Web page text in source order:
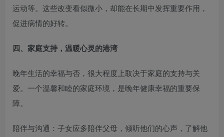
运动等。这些改变看似微小，却能在长期中发挥重要作用，
促进病情的好转。​
四、家庭支持，温暖心灵的港湾​
晚年生活的幸福与否，很大程度上取决于家庭的支持与关
爱。一个温馨和睦的家庭环境，是晚年健康幸福的重要保
障。​
陪伴与沟通：子女应多陪伴父母，倾听他们的心声，了解他